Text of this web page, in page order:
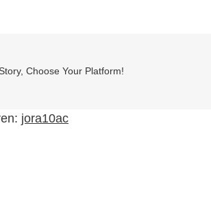
Choose Your Platform!
jora10ac